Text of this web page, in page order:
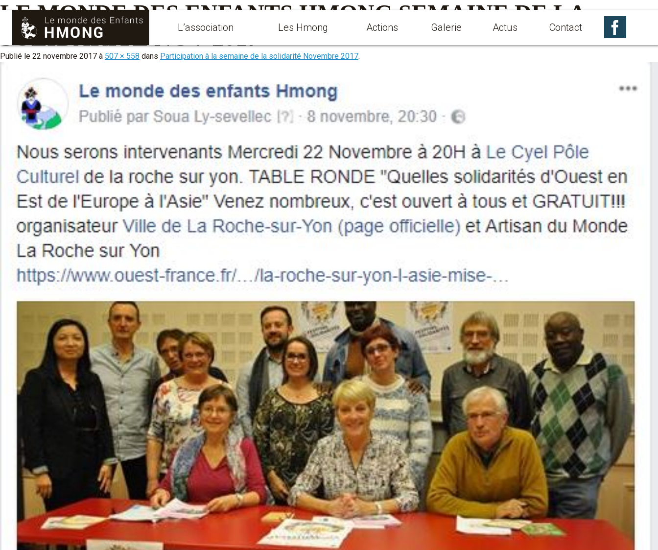
L’association Les Hmong Actions Galerie Actus Contact Facebook
LE MONDE DES ENFANTS HMONG SEMAINE DE LA
SOLIDARITE NOV 2017
Publié le 22 novembre 2017 à 507 × 558 dans Participation à la semaine de la solidarité Novembre 2017.